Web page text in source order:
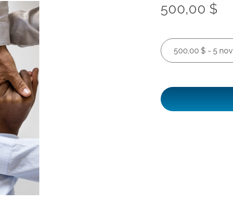
500,00 $
500,00 $ - 5